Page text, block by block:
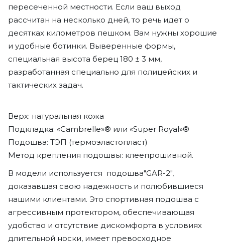
пересеченной местности. Если ваш выход
рассчитан на несколько дней, то речь идет о
десятках километров пешком. Вам нужны хорошие
и удобные ботинки. Выверенные формы,
специальная высота берец 180 ± 3 мм,
разработанная специально для полицейских и
тактических задач.
Верх: натуральная кожа
Подкладка: «Cambrelle»® или «Super Royal»®
Подошва: ТЭП (термоэластопласт)
Метод крепления подошвы: клеепрошивной.
В модели используется подошва"GAR-2",
доказавшая свою надежность и полюбившиеся
нашими клиентами. Это спортивная подошва с
агрессивным протектором, обеспечивающая
удобство и отсутствие дискомфорта в условиях
длительной носки, имеет превосходное